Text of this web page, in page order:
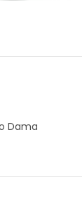
Dama